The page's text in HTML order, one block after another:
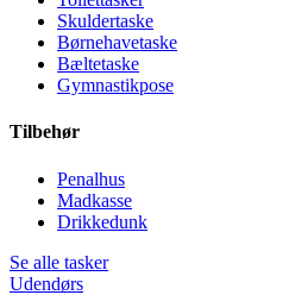
Skuldertaske
Børnehavetaske
Bæltetaske
Gymnastikpose
Tilbehør
Penalhus
Madkasse
Drikkedunk
Se alle tasker
Udendørs